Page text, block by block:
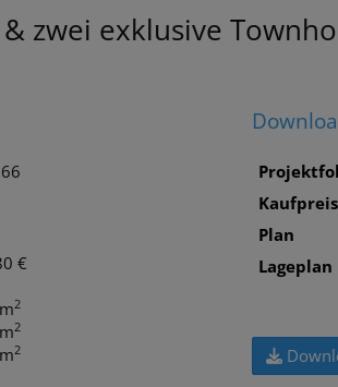
zwei exklusive
€
2
2
2
Plan
Lageplan